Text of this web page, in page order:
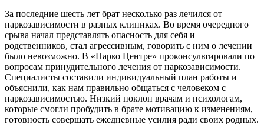
За последние шесть лет брат несколько раз лечился от
наркозависимости в разных клиниках. Во время очередного
срыва начал представлять опасность для себя и
родственников, стал агрессивным, говорить с ним о лечении
было невозможно. В «Нарко Центре» проконсультировали по
вопросам принудительного лечения от наркозависимости.
Специалисты составили индивидуальный план работы и
объяснили, как нам правильно общаться с человеком с
наркозависимостью. Низкий поклон врачам и психологам,
которые смогли пробудить в брате мотивацию к изменениям,
готовность совершать ежедневные усилия ради своих родных.